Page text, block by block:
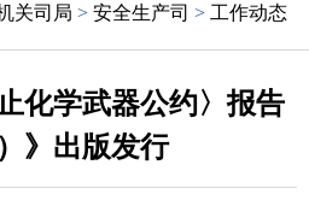
关司局 > 安全生产司 > 工作动态
化学武器公约〉报告
）》出版发行